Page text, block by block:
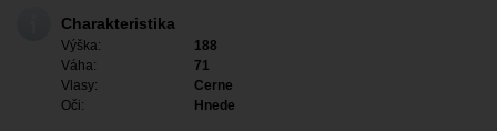
Charakteristika
Výška:
188
Váha:
71
Vlasy:
Cerne
Oči:
Hnede